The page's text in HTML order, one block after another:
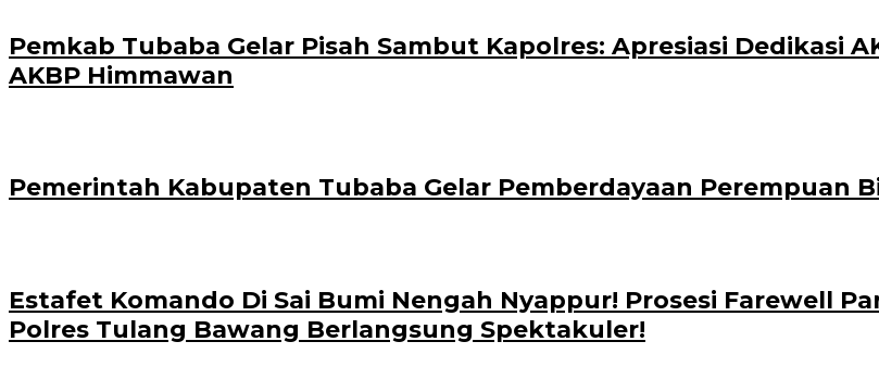
Pemkab Tubaba Gelar Pisah Sambut Kapolres: Apresiasi Dedikasi
AKBP Himmawan
Pemerintah Kabupaten Tubaba Gelar Pemberdayaan Perempuan
Estafet Komando Di Sai Bumi Nengah Nyappur! Prosesi Farewell
Polres Tulang Bawang Berlangsung Spektakuler!